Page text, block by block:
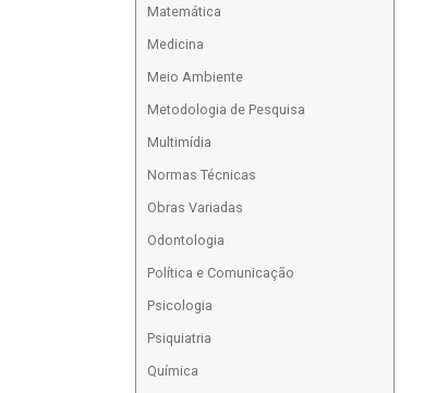
Matemática
Medicina
Meio Ambiente
Metodologia de Pesquisa
Multimídia
Normas Técnicas
Obras Variadas
Odontologia
Política e Comunicação
Psicologia
Psiquiatria
Química